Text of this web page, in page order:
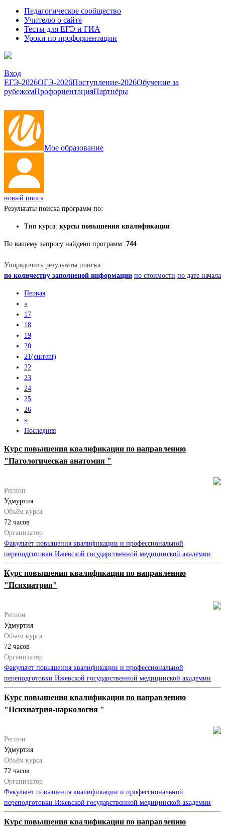
Педагогическое сообщество
Учителю о сайте
Тесты для ЕГЭ и ГИА
Уроки по профориентации
Вход
ЕГЭ-2026ОГЭ-2026Поступление-2026Обучение за
рубежомПрофориентацияПартнёры
Мое образование
новый поиск
Результаты поиска программ по:
Тип курса: курсы повышения квалификации
По вашему запросу найдено программ: 744
Упорядочить результаты поиска:
по количеству заполненой информации по стоимости по дате начала
Первая
«
17
18
19
20
21 (current)
22
23
24
25
26
»
Последняя
Курс повышения квалификации по направлению
"Патологическая анатомия "
Регион
Удмуртия
Объём курса
72 часов
Организатор
Факультет повышения квалификации и профессиональной
переподготовки Ижевской государственной медицинской академии
Курс повышения квалификации по направлению
"Психиатрия"
Регион
Удмуртия
Объём курса
72 часов
Организатор
Факультет повышения квалификации и профессиональной
переподготовки Ижевской государственной медицинской академии
Курс повышения квалификации по направлению
"Психиатрия-наркология "
Регион
Удмуртия
Объём курса
72 часов
Организатор
Факультет повышения квалификации и профессиональной
переподготовки Ижевской государственной медицинской академии
Курс повышения квалификации по направлению